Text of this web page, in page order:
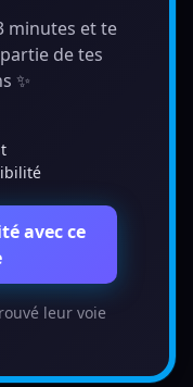
minutes et te
de tes
✨
avec ce
leur voie